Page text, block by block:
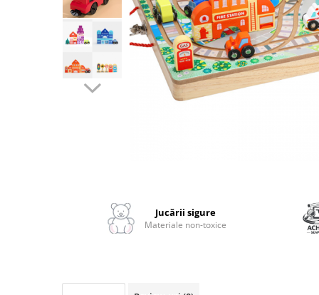
Jucarii sub 59 lei
Balansoare & Covorase de Joaca
Carusele & Jucarii pentru Patut
Depozitare & Organizare Jucarii
Jucării sigure
Materiale non-toxice